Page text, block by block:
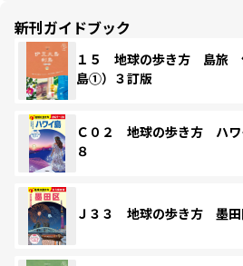
新刊ガイドブック
１５ 地球の歩き方 島旅
島①）３訂版
Ｃ０２ 地球の歩き方 ハ
８
Ｊ３３ 地球の歩き方 墨